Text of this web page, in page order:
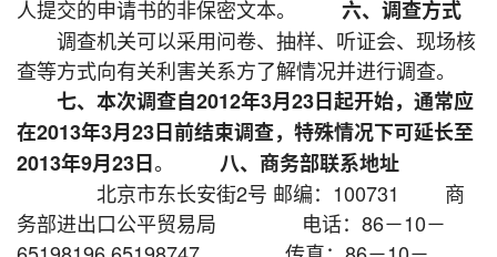
人提交的申请书的非保密文本。 六、调查方式
调查机关可以采用问卷、抽样、听证会、现场核
查等方式向有关利害关系方了解情况并进行调查。
七、本次调查自2012年3月23日起开始，通常应
在2013年3月23日前结束调查，特殊情况下可延长至
2013年9月23日。 八、商务部联系地址
北京市东长安街2号 邮编：100731 商
务部进出口公平贸易局 电话：86－10－